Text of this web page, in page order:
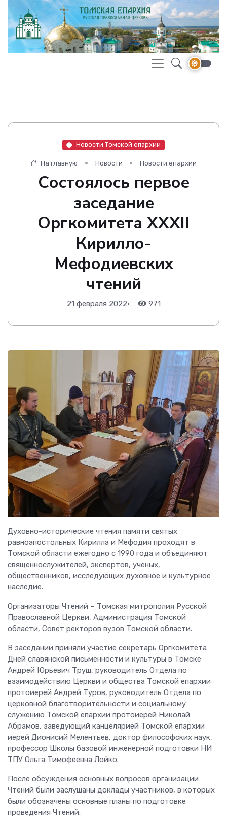
Новости Томской епархии
На главную Новости Новости епархии
Состоялось первое
заседание
Оргкомитета XXXII
Кирилло-
Мефодиевских
чтений
21 февраля 2022• 971
Духовно-исторические чтения памяти святых
равноапостольных Кирилла и Мефодия проходят в
Томской области ежегодно с 1990 года и объединяют
священнослужителей, экспертов, ученых,
общественников, исследующих духовное и культурное
наследие.
Организаторы Чтений – Томская митрополия Русской
Православной Церкви, Администрация Томской
области, Совет ректоров вузов Томской области.
В заседании приняли участие секретарь Оргкомитета
Дней славянской письменности и культуры в Томске
Андрей Юрьевич Труш, руководитель Отдела по
взаимодействию Церкви и общества Томской епархии
протоиерей Андрей Туров, руководитель Отдела по
церковной благотворительности и социальному
служению Томской епархии протоиерей Николай
Абрамов, заведующий канцелярией Томской епархии
иерей Дионисий Мелентьев, доктор философских наук,
профессор Школы базовой инженерной подготовки НИ
ТПУ Ольга Тимофеевна Лойко.
После обсуждения основных вопросов организации
Чтений были заслушаны доклады участников, в которых
были обозначены основные планы по подготовке
проведения Чтений.